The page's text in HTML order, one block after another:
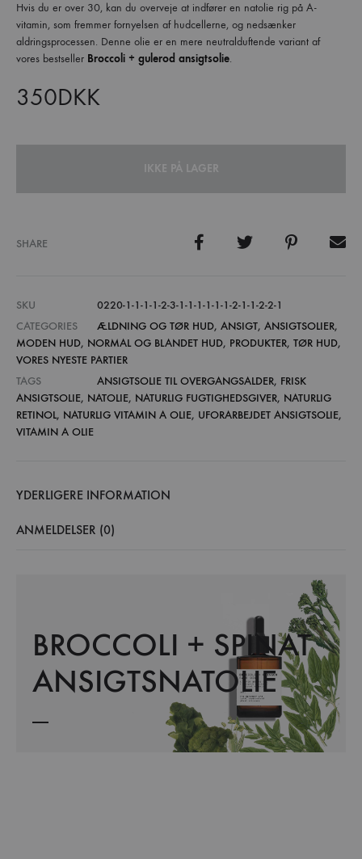
Hvis du er over 30, kan du overveje at indfører en natolie rig på A-
vitamin, som fremmer fornyelsen af hudcellerne, og nedsænker
aldringsprocessen. Denne olie er en mere neutralduftende variant af
vores bestseller Broccoli + gulerod ansigtsolie.
350DKK
IKKE PÅ LAGER
SHARE
SKU
0220-1-1-1-1-2-3-1-1-1-1-1-1-2-1-1-2-2-1
CATEGORIES
ÆLDNING OG TØR HUD, ANSIGT, ANSIGTSOLIER,
MODEN HUD, NORMAL OG BLANDET HUD, PRODUKTER, TØR HUD,
VORES NYESTE PARTIER
TAGS
ANSIGTSOLIE TIL OVERGANGSALDER, FRISK
ANSIGTSOLIE, NATOLIE, NATURLIG FUGTIGHEDSGIVER, NATURLIG
RETINOL, NATURLIG VITAMIN A OLIE, UFORARBEJDET ANSIGTSOLIE,
VITAMIN A OLIE
YDERLIGERE INFORMATION
ANMELDELSER (0)
BROCCOLI + SPINAT
ANSIGTSNATOLIE